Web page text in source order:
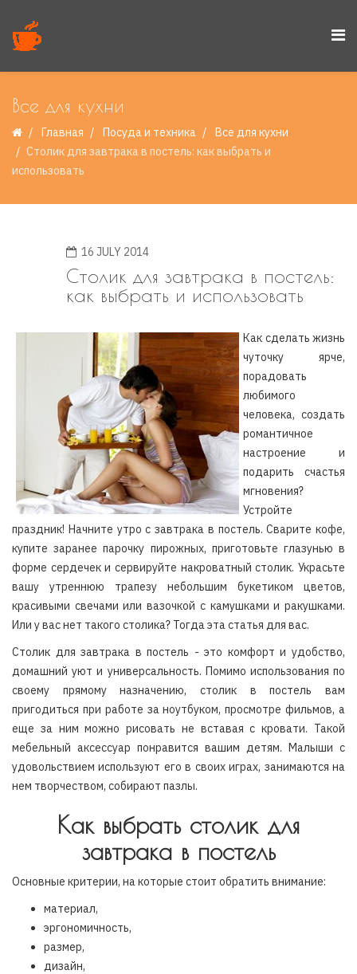
Все для кухни
Главная Посуда и техника
Все для кухни
Столик для завтрака в постель: как выбрать и
использовать
16 JULY 2014
Столик для завтрака в постель:
как выбрать и использовать
Как сделать жизнь
чуточку ярче,
порадовать
любимого
человека, создать
романтичное
настроение и
подарить счастья
мгновения?
Устройте
праздник! Начните утро с завтрака в постель. Сварите кофе,
купите заранее парочку пирожных, приготовьте глазунью в
форме сердечек и сервируйте накроватный столик. Украсьте
вашу утреннюю трапезу небольшим букетиком цветов,
красивыми свечами или вазочкой с камушками и ракушками.
Или у вас нет такого столика? Тогда эта статья для вас.
Столик для завтрака в постель - это комфорт и удобство,
домашний уют и универсальность. Помимо использования по
своему прямому назначению, столик в постель вам
пригодиться при работе за ноутбуком, просмотре фильмов, а
еще за ним можно рисовать не вставая с кровати. Такой
мебельный аксессуар понравится вашим детям. Малыши с
удовольствием используют его в своих играх, занимаются на
нем творчеством, собирают пазлы.
Как выбрать столик для
завтрака в постель
Основные критерии, на которые стоит обратить внимание:
материал,
эргономичность,
размер,
дизайн,